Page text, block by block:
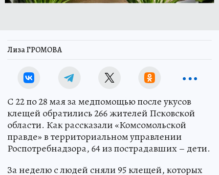
Лиза ГРОМОВА
С 22 по 28 мая за медпомощью после укусов
клещей обратились 266 жителей Псковской
области. Как рассказали «Комсомольской
правде» в территориальном управлении
Роспотребнадзора, 64 из пострадавших – дети.
За неделю с людей сняли 95 клещей, которых